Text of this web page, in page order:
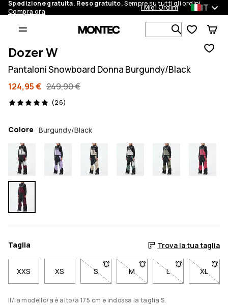
Spedizione gratuita. Reso gratuito.Sempre su tutti gli ordini.
Compra ora
I Miei Ordini IT
Cerca tra 1
Dozer W
Pantaloni Snowboard Donna Burgundy/Black
124,95 € 249,90 €
(26)
26 recensioni, 5/5
Colore Burgundy/Black
Taglia Trova la tua taglia
XXS XS S- Taglia S non disponibile. Clicca per
M- Taglia M non disponibile.
L- Taglia L non
XL
-
Il/la modello/a è alto/a 175 cm e indossa la taglia S.